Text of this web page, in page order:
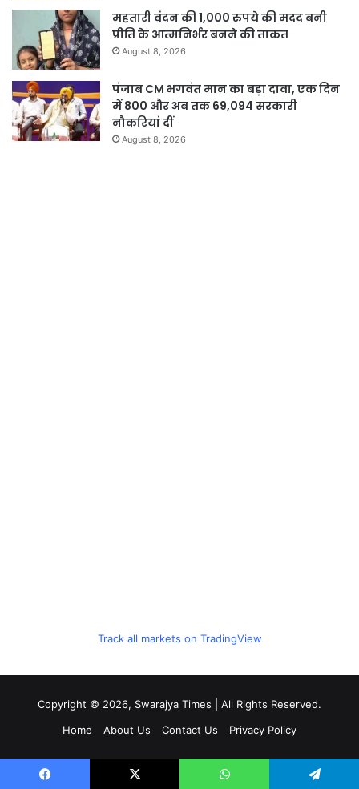
महतारी वंदन की 1,000 रुपये की मदद बनी
प्रीति के आत्मनिर्भर बनने की ताकत
August 8, 2026
पंजाब CM भगवंत मान का बड़ा दावा, एक दिन
में 800 और अब तक 69,094 सरकारी
नौकरियां दीं
August 8, 2026
Track all markets on TradingView
Copyright © 2026, Swarajya Times | All Rights Reserved.
Home
About Us Contact Us Privacy Policy